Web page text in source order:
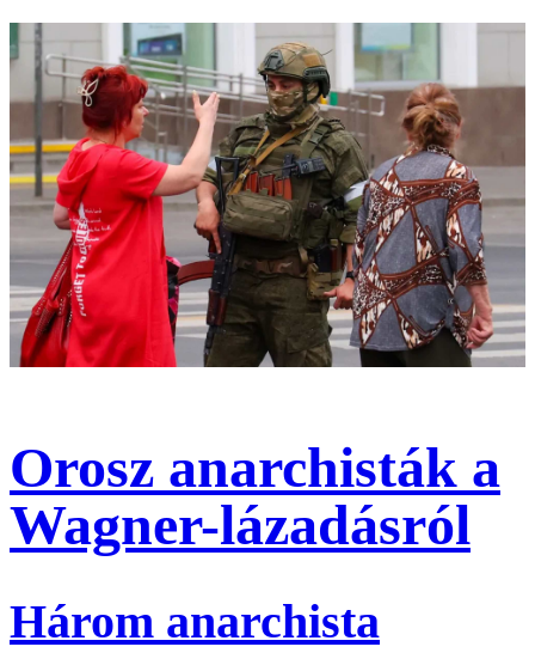
Orosz anarchisták a
Wagner-lázadásról
Három anarchista